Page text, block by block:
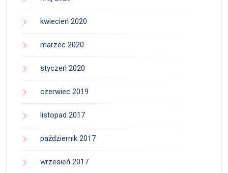
kwiecień 2020
marzec 2020
styczeń 2020
czerwiec 2019
listopad 2017
październik 2017
wrzesień 2017